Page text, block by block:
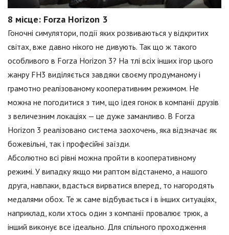
8 місце: Forza Horizon 3
Гоночні симулятори, події яких розвиваються у відкритих
світах, вже давно нікого не дивують. Так що ж такого
особливого в Forza Horizon 3? На тлі всіх інших ігор цього
жанру FH3 виділяється завдяки своєму продуманому і
грамотно реалізованому кооперативним режимом. Не
можна не погодитися з тим, що ідея гонок в компанії друзів
з величезним локаціях — це дуже заманливо. В Forza
Horizon 3 реалізовано система заохочень, яка відзначає як
божевільні, так і професійні заїзди.
Абсолютно всі рівні можна пройти в кооперативному
режимі. У випадку якщо ми раптом відстанемо, а нашого
друга, навпаки, вдасться вирватися вперед, то нагородять
медалями обох. Те ж саме відбувається і в інших ситуаціях,
наприклад, коли хтось один з компанії провалює трюк, а
інший виконує все ідеально. Для спільного проходження